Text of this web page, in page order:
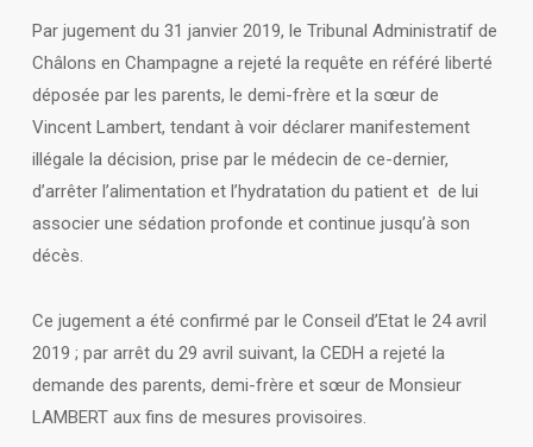
Par jugement du 31 janvier 2019, le Tribunal Administratif de
Châlons en Champagne a rejeté la requête en référé liberté
déposée par les parents, le demi-frère et la sœur de
Vincent Lambert, tendant à voir déclarer manifestement
illégale la décision, prise par le médecin de ce-dernier,
d’arrêter l’alimentation et l’hydratation du patient et de lui
associer une sédation profonde et continue jusqu’à son
décès.
Ce jugement a été confirmé par le Conseil d’Etat le 24 avril
2019 ; par arrêt du 29 avril suivant, la CEDH a rejeté la
demande des parents, demi-frère et sœur de Monsieur
LAMBERT aux fins de mesures provisoires.